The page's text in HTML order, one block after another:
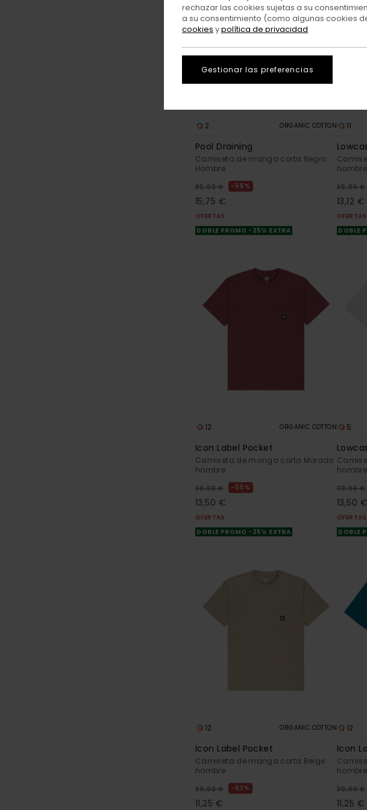
2 ORGANIC COTTON
Pool Draining
Camiseta de manga corta Negro
Hombre
35,00 € 55%
15,75 €
OFERTAS
DOBLE PROMO -25% EXTRA
11
hombre
35,00 €
13,12 €
OFERTAS
DOBLE
12 ORGANIC COTTON
Icon Label Pocket
Camiseta de manga corta Morado
hombre
30,00 € 55%
13,50 €
OFERTAS
DOBLE PROMO -25% EXTRA
5
hombre
30,00 €
13,50 €
OFERTAS
DOBLE
12 ORGANIC COTTON
Icon Label Pocket
Camiseta de manga corta Beige
hombre
30,00 € 63%
11,25 €
12
Icon
hombre
30,00 €
11,25 €
rechazar las cookies sujetas a su
a su consentimiento (como algunas cookies
cookies ypolítica de privacidad
Gestionar las preferencias